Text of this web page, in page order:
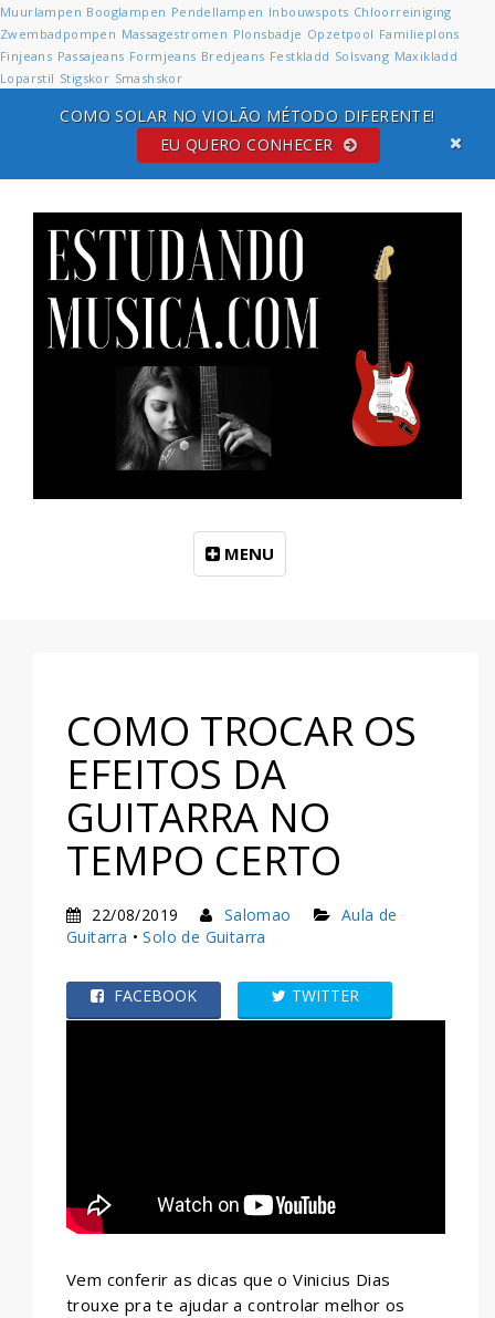
Muurlampen Booglampen Pendellampen Inbouwspots Chloorreiniging
Zwembadpompen Massagestromen Plonsbadje Opzetpool Familieplons
Finjeans Passajeans Formjeans Bredjeans Festkladd Solsvang Maxikladd
Loparstil Stigskor Smashskor
EU QUERO CONHECER
MENU
COMO TROCAR OS
EFEITOS DA
GUITARRA NO
TEMPO CERTO
22/08/2019 Salomao
Aula de
Guitarra •Solo de Guitarra
FACEBOOK TWITTER
Vem conferir as dicas que o Vinicius Dias
trouxe pra te ajudar a controlar melhor os